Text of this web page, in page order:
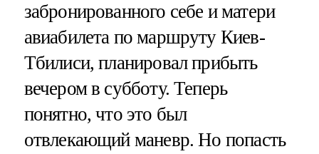
забронированного себе и матери
авиабилета по маршруту Киев-
Тбилиси, планировал прибыть
вечером в субботу. Теперь
понятно, что это был
отвлекающий маневр. Но попасть